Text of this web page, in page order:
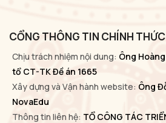
CỔNG THÔNG TIN CHÍNH
Chịu trách nhiệm nội dung: Ông
tổ CT-TK Đề án 1665
Xây dựng và Vận hành website: Ông
NovaEdu
Thông tin liên hệ: TỔ CÔNG TÁC